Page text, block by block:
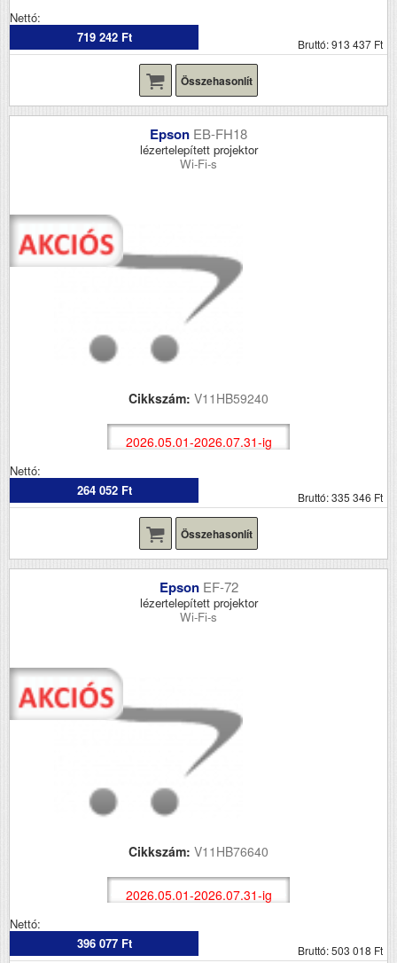
Nettó:
719 242 Ft
Bruttó: 913 437 Ft
Összehasonlít
Epson EB-FH18
lézertelepített projektor
Wi-Fi-s
Cikkszám: V11HB59240
2026.05.01-2026.07.31-ig
Nettó:
264 052 Ft
Bruttó: 335 346 Ft
Összehasonlít
Epson EF-72
lézertelepített projektor
Wi-Fi-s
Cikkszám: V11HB76640
2026.05.01-2026.07.31-ig
Nettó:
396 077 Ft
Bruttó: 503 018 Ft